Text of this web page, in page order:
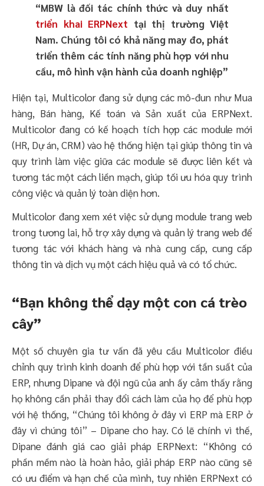
“MBW là đối tác chính thức và duy nhất
triển khai ERPNext tại thị trường Việt
Nam. Chúng tôi có khả năng may đo, phát
triển thêm các tính năng phù hợp với nhu
cầu, mô hình vận hành của doanh nghiệp”
Hiện tại, Multicolor đang sử dụng các mô-đun như Mua
hàng, Bán hàng, Kế toán và Sản xuất của ERPNext.
Multicolor đang có kế hoạch tích hợp các module mới
(HR, Dự án, CRM) vào hệ thống hiện tại giúp thông tin và
quy trình làm việc giữa các module sẽ được liên kết và
tương tác một cách liền mạch, giúp tối ưu hóa quy trình
công việc và quản lý toàn diện hơn.
Multicolor đang xem xét việc sử dụng module trang web
trong tương lai, hỗ trợ xây dựng và quản lý trang web để
tương tác với khách hàng và nhà cung cấp, cung cấp
thông tin và dịch vụ một cách hiệu quả và có tổ chức.
“Bạn không thể dạy một con cá trèo
cây”
Một số chuyên gia tư vấn đã yêu cầu Multicolor điều
chỉnh quy trình kinh doanh để phù hợp với tần suất của
ERP, nhưng Dipane và đội ngũ của anh ấy cảm thấy rằng
họ không cần phải thay đổi cách làm của họ để phù hợp
với hệ thống, “Chúng tôi không ở đây vì ERP mà ERP ở
đây vì chúng tôi” – Dipane cho hay. Có lẽ chính vì thế,
Dipane đánh giá cao giải pháp ERPNext: “Không có
phần mềm nào là hoàn hảo, giải pháp ERP nào cũng sẽ
có ưu điểm và hạn chế của mình, tuy nhiên ERPNext có